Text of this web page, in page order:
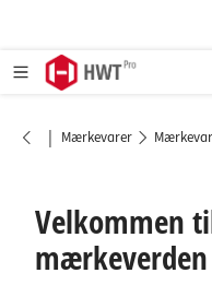
| Mærkevarer
Velkommen
mærkeverden